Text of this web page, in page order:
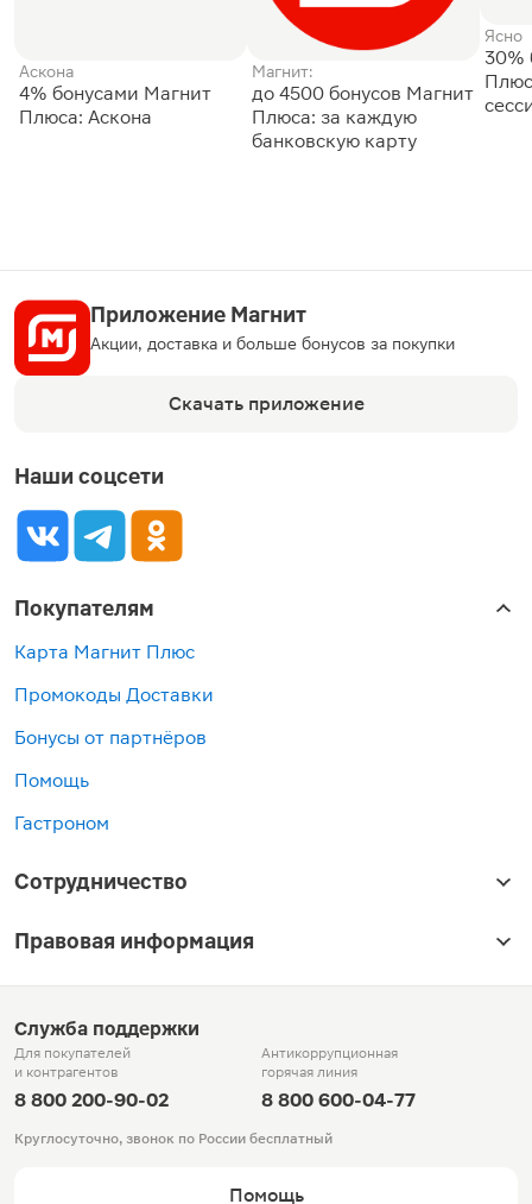
Аскона
4% бонусами Магнит
Плюса: Аскона
Магнит:
до 4500 бонусов Магнит
Плюса: за каждую
банковскую карту
Ясно
30%
Приложение Магнит
Акции, доставка и больше бонусов за покупки
Скачать приложение
Наши соцсети
Покупателям
Карта Магнит Плюс
Промокоды Доставки
Бонусы от партнёров
Помощь
Гастроном
Сотрудничество
Правовая информация
Служба поддержки
Для покупателей
и контрагентов
8 800 200-90-02
Антикоррупционная
горячая линия
8 800 600-04-77
Круглосуточно, звонок по России бесплатный
Помощь